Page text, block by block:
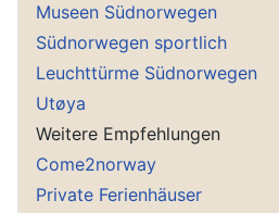
Museen Südnorwegen
Südnorwegen sportlich
Leuchttürme Südnorwegen
Utøya
Weitere Empfehlungen
Come2norway
Private Ferienhäuser